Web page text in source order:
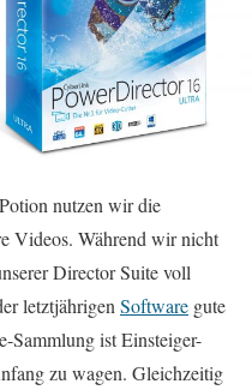
nutzen wir die
Videos. Während wir nicht
Director Suite voll
letztjährigen Software gute
Sammlung ist Einsteiger-
zu wagen. Gleichzeitig